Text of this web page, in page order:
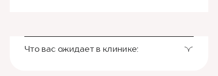
Что вас ожидает в клинике: